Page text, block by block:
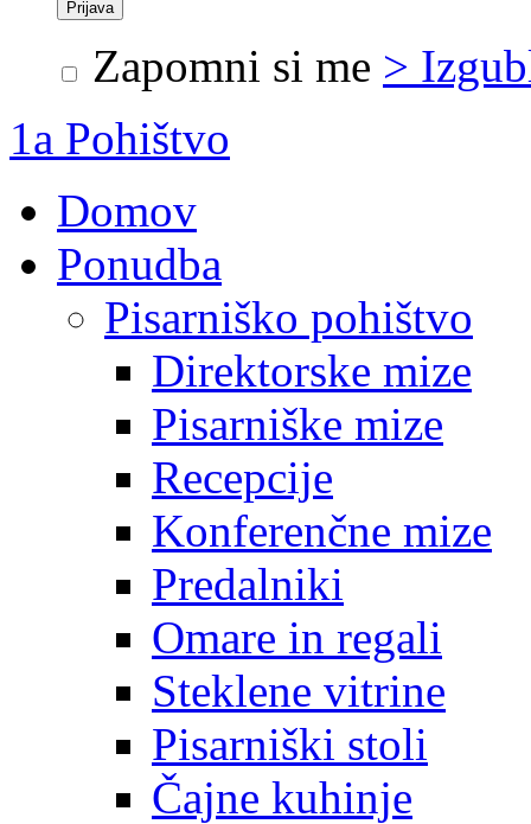
Zapomni si me >
1a Pohištvo
Domov
Ponudba
Pisarniško pohištvo
Direktorske mize
Pisarniške mize
Recepcije
Konferenčne mize
Predalniki
Omare in regali
Steklene vitrine
Pisarniški stoli
Čajne kuhinje